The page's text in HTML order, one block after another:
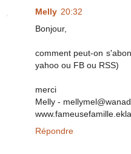
Melly 20:32
Bonjour,
comment peut-on
yahoo ou FB ou RSS)
merci
Melly -
Répondre